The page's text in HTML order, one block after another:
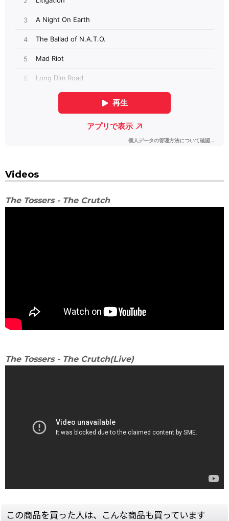
Videos
The Tossers - The Crutch
The Tossers - The Crutch(Live)
この商品を買った人は、こんな商品も買っています